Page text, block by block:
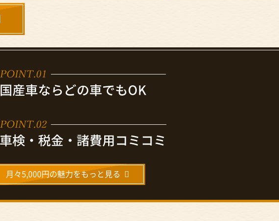
月々5,000円の魅力をもっと見る